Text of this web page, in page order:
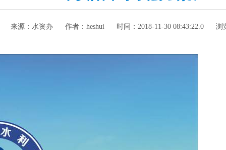
来源： 水资办 作者： heshui 时间： 2018-11-30 08:43:22.0 浏